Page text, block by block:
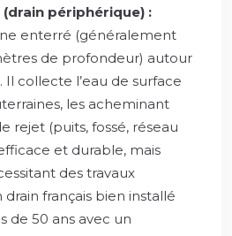
périphérique) :
enterré (généralement
de profondeur) autour
Il collecte l’eau de surface
les acheminant
rejet (puits, fossé, réseau
et durable, mais
des travaux
français bien installé
de 50 ans avec un